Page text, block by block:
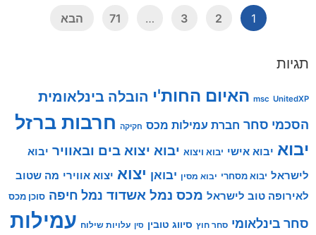
1
2
3
…
71 הבא
תגיות
msc UnitedXP האיום החות'י הובלה בינלאומית
הסכמי סחר חברת עמילות מכס חקיקה חרבות ברזל
יבוא יבוא אישי יבוא ויצוא יבוא יצוא בים ובאוויר יבוא
לישראל יבוא מסחרי יבוא מסין יבואן יצוא יצוא אווירי מה שטוב
לאירופה טוב לישראל מכס נמל אשדוד נמל חיפה סוכן מכס
סחר בינלאומי סחר חוץ סיווג טובין סין עלויות שילוח עמילות